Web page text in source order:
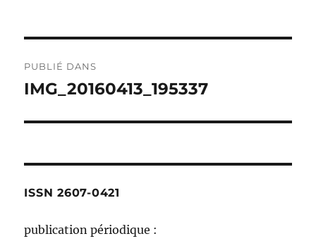
de
PUBLIÉ DANS
IMG_20160413_195337
ISSN 2607-0421
publication périodique :